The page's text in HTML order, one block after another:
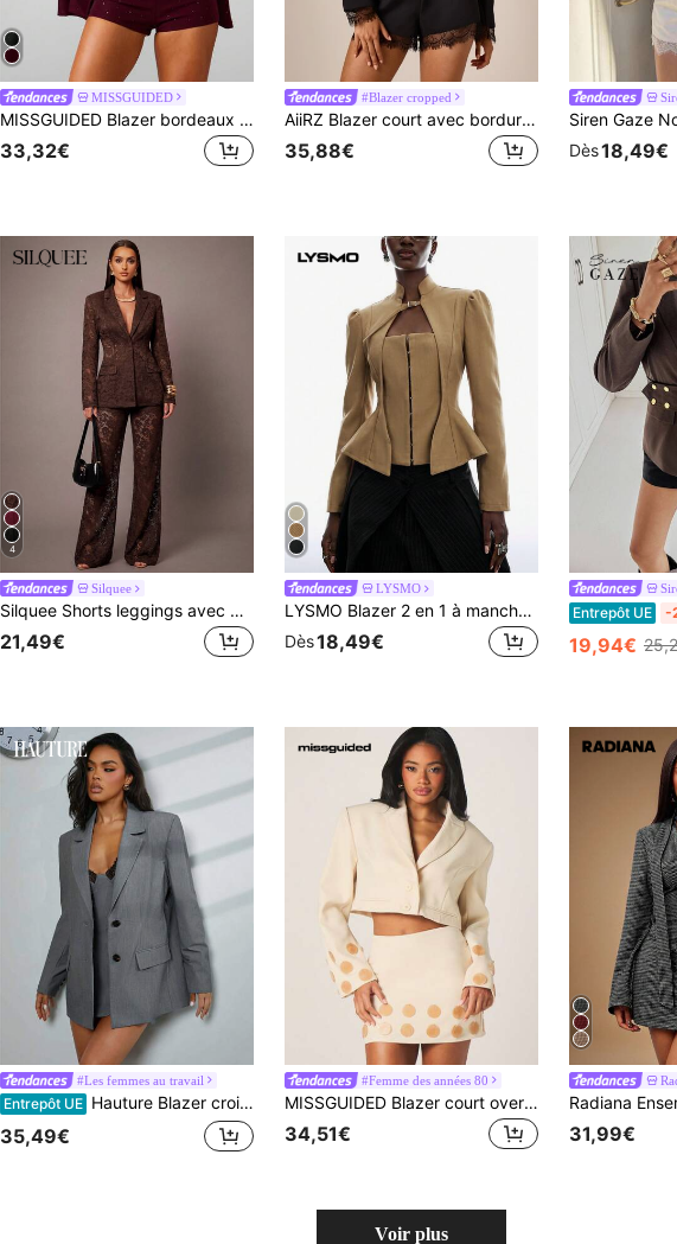
MISSGUIDED
MISSGUIDED Blazer bordeaux orné de détails en strass hotfix éparpillés, parfait pour les occasions du soir et les événements spéciaux
33,32€
#Blazer cropped
AiiRZ Blazer court avec bordure en dentelle, un seul bouton, col à revers cranté, manches longues, veste ajustée pour soirée et fête
35,88€
Dès18,49€
4
Silquee
Silquee Shorts leggings avec doublure en dentelle et pantalon assorti en dentelle pour femmes
21,49€
LYSMO
LYSMO Blazer 2 en 1 à manches longues avec design de boutons devant pour femmes
Dès18,49€
Entrepôt UE -
19,94€
#Les femmes au travail
Entrepôt UE Hauture Blazer croisé à grand col cranté
35,49€
#Femme des années 80
MISSGUIDED Blazer court oversize pour femmes avec détail de bordure circulaire décorative, boutons devant. Veste professionnelle pour l'automne et l'hiver
34,51€ 31,99€
Voir plus